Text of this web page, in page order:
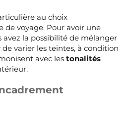
au choix
de voyage. Pour avoir une
avez la possibilité de mélanger
varier les teintes, à condition
avec les tonalités